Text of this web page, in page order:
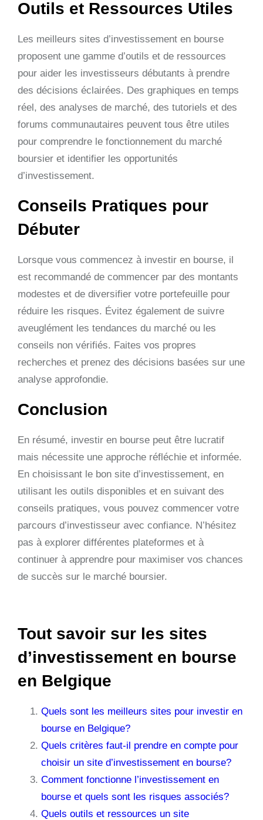
Outils et Ressources Utiles
Les meilleurs sites d’investissement en bourse
proposent une gamme d’outils et de ressources
pour aider les investisseurs débutants à prendre
des décisions éclairées. Des graphiques en temps
réel, des analyses de marché, des tutoriels et des
forums communautaires peuvent tous être utiles
pour comprendre le fonctionnement du marché
boursier et identifier les opportunités
d’investissement.
Conseils Pratiques pour
Débuter
Lorsque vous commencez à investir en bourse, il
est recommandé de commencer par des montants
modestes et de diversifier votre portefeuille pour
réduire les risques. Évitez également de suivre
aveuglément les tendances du marché ou les
conseils non vérifiés. Faites vos propres
recherches et prenez des décisions basées sur une
analyse approfondie.
Conclusion
En résumé, investir en bourse peut être lucratif
mais nécessite une approche réfléchie et informée.
En choisissant le bon site d’investissement, en
utilisant les outils disponibles et en suivant des
conseils pratiques, vous pouvez commencer votre
parcours d’investisseur avec confiance. N’hésitez
pas à explorer différentes plateformes et à
continuer à apprendre pour maximiser vos chances
de succès sur le marché boursier.
Tout savoir sur les sites
d’investissement en bourse
en Belgique
Quels sont les meilleurs sites pour investir en
bourse en Belgique?
Quels critères faut-il prendre en compte pour
choisir un site d’investissement en bourse?
Comment fonctionne l’investissement en
bourse et quels sont les risques associés?
Quels outils et ressources un site